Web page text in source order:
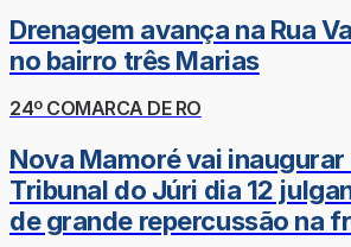
Drenagem avança na Rua
no bairro três Marias
24º COMARCA DE RO
Nova Mamoré vai inaugurar
Tribunal do Júri dia 12
de grande repercussão na